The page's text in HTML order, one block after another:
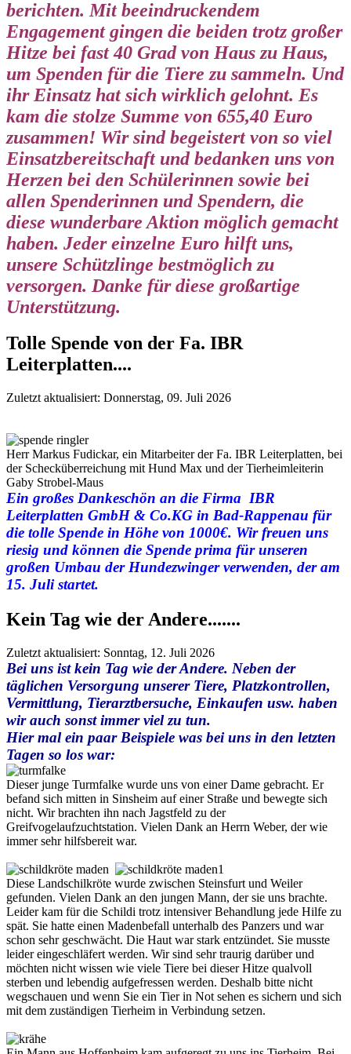
berichten. Mit beeindruckendem
Engagement gingen die beiden trotz großer
Hitze bei fast 40 Grad von Haus zu Haus,
um Spenden für die Tiere zu sammeln. Und
ihr Einsatz hat sich wirklich gelohnt. Es
kam die stolze Summe von 655,40 Euro
zusammen! Wir sind begeistert von so viel
Einsatzbereitschaft und bedanken uns von
Herzen bei den Schülerinnen sowie bei
allen Spenderinnen und Spendern, die
diese wunderbare Aktion möglich gemacht
haben. Jeder einzelne Euro hilft uns,
unsere Schützlinge bestmöglich zu
versorgen. Danke für diese großartige
Unterstützung.
Tolle Spende von der Fa. IBR
Leiterplatten....
Zuletzt aktualisiert: Donnerstag, 09. Juli 2026
Herr Markus Fudickar, ein Mitarbeiter der Fa. IBR Leiterplatten, bei
der Schecküberreichung mit Hund Max und der Tierheimleiterin
Gaby Strobel-Maus
Ein großes Dankeschön an die Firma IBR
Leiterplatten GmbH & Co.KG in Bad-Rappenau für
die tolle Spende in Höhe von 1000€. Wir freuen uns
riesig und können die Spende prima für unseren
großen Umbau der Hundezwinger verwenden, der am
15. Juli startet.
Kein Tag wie der Andere.......
Zuletzt aktualisiert: Sonntag, 12. Juli 2026
Bei uns ist kein Tag wie der Andere. Neben der
täglichen Versorgung unserer Tiere, Platzkontrollen,
Vermittlung, Tierarztbersuche, Einkaufen usw. haben
wir auch sonst immer viel zu tun.
Hier mal ein paar Beispiele was bei uns in den letzten
Tagen so los war:
Dieser junge Turmfalke wurde uns von einer Dame gebracht. Er
befand sich mitten in Sinsheim auf einer Straße und bewegte sich
nicht. Wir brachten ihn nach Jagstfeld zu der
Greifvogelaufzuchtstation. Vielen Dank an Herrn Weber, der wie
immer sehr hilfsbereit war.
Diese Landschilkröte wurde zwischen Steinsfurt und Weiler
gefunden. Vielen Dank an den jungen Mann, der sie uns brachte.
Leider kam für die Schildi trotz intensiver Behandlung jede Hilfe zu
spät. Sie hatte einen Madenbefall unterhalb des Panzers und war
schon sehr geschwächt. Die Haut war stark entzündet. Sie musste
leider eingeschläfert werden. Wir sind sehr traurig darüber und
möchten nicht wissen wie viele Tiere bei dieser Hitze qualvoll
sterben und lebendig aufgefressen werden. Deshalb bitte nicht
wegschauen und wenn Sie ein Tier in Not sehen es sichern und sich
mit dem zuständigen Tierheim in Verbindung setzen.